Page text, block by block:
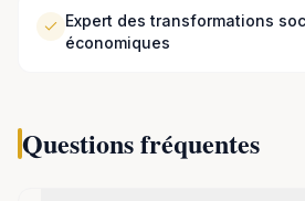
Expert des transformations
économiques
Questions fréquentes